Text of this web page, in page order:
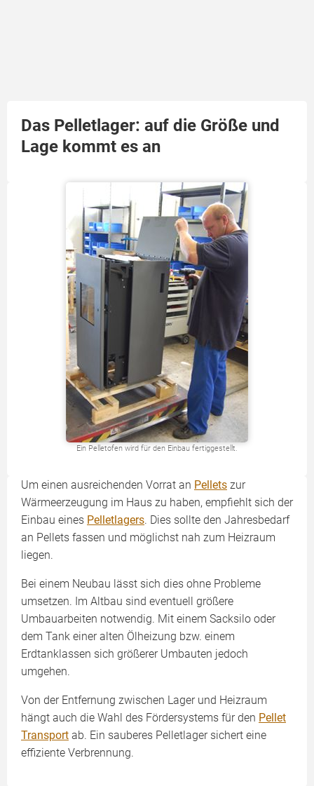
Das Pelletlager: auf die Größe und
Lage kommt es an
Ein Pelletofen wird für den Einbau fertiggestellt.
Um einen ausreichenden Vorrat an Pellets zur
Wärmeerzeugung im Haus zu haben, empfiehlt sich der
Einbau eines Pelletlagers. Dies sollte den Jahresbedarf
an Pellets fassen und möglichst nah zum Heizraum
liegen.
Bei einem Neu­bau lässt sich dies ohne Probleme
umsetzen. Im Altbau sind eventuell größere
Umbauarbeiten notwendig. Mit einem Sacksilo oder
dem Tank einer alten Ölheizung bzw. einem
Erdtanklassen sich größerer Umbauten jedoch
umgehen.
Von der Ent­fernung zwischen Lager und Heizraum
hängt auch die Wahl des Fördersystems für den Pellet
Transport ab. Ein sauberes Pelletlager sichert eine
effiziente Verbrennung.